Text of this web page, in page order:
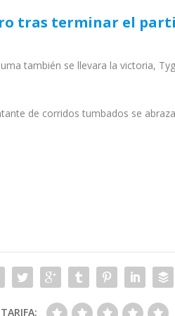
tras terminar el
también se llevara la victoria,
de corridos tumbados se
TARIFA: